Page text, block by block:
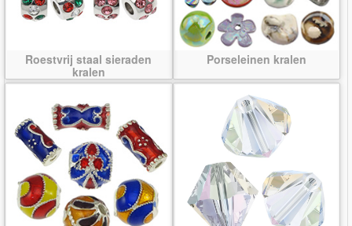
Roestvrij staal sieraden
kralen
Porseleinen kralen